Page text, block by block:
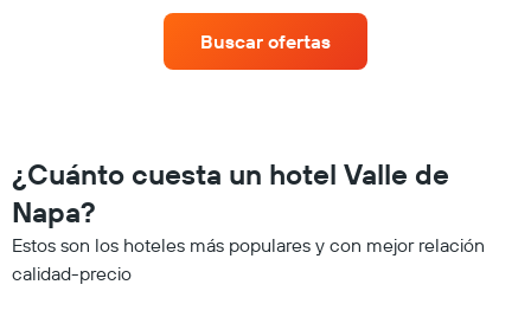
hoteles
estrellas.
El
gráfico
muestra
semana,
calculado
a
partir
de
los
Buscar ofertas
¿Cuánto cuesta un hotel Valle de
Napa?
Estos son los hoteles más populares y con mejor relación
calidad-precio